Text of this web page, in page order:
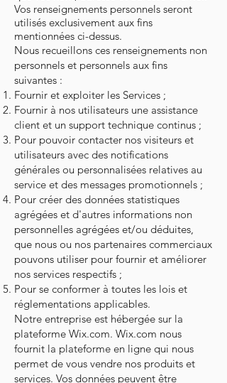
Vos renseignements personnels seront
utilisés exclusivement aux fins
mentionnées ci-dessus.
Nous recueillons ces renseignements non
personnels et personnels aux fins
suivantes :
Fournir et exploiter les Services ;
Fournir à nos utilisateurs une assistance
client et un support technique continus ;
Pour pouvoir contacter nos visiteurs et
utilisateurs avec des notifications
générales ou personnalisées relatives au
service et des messages promotionnels ;
Pour créer des données statistiques
agrégées et d'autres informations non
personnelles agrégées et/ou déduites,
que nous ou nos partenaires commerciaux
pouvons utiliser pour fournir et améliorer
nos services respectifs ;
Pour se conformer à toutes les lois et
réglementations applicables.
Notre entreprise est hébergée sur la
plateforme Wix.com. Wix.com nous
fournit la plateforme en ligne qui nous
permet de vous vendre nos produits et
services. Vos données peuvent être